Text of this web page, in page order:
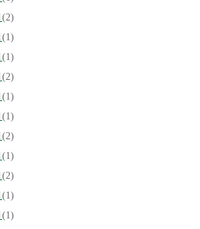
(2)
(1)
(1)
(2)
(1)
(1)
(2)
(1)
(2)
(1)
(1)